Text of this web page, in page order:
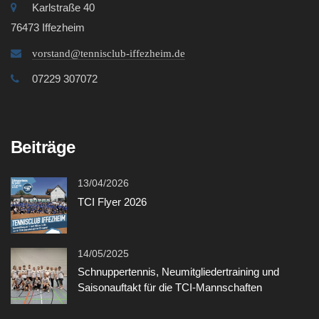
Vereinsshop
Karlstraße 40
76473 Iffezheim
vorstand@tennisclub-iffezheim.de
07229 307072
Beiträge
13/04/2026
TCI Flyer 2026
14/05/2025
Schnuppertennis, Neumitgliedertraining und
Saisonauftakt für die TCI-Mannschaften